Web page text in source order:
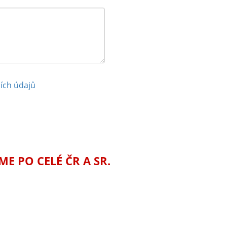
údajů
PO CELÉ ČR A SR.